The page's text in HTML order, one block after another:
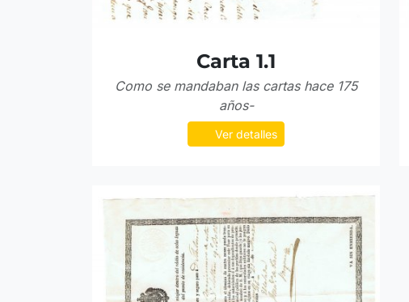
Carta 1.1
Como se mandaban las cartas hace 175
años-
Ver detalles